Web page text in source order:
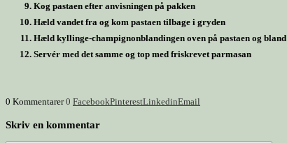
Kog pastaen efter anvisningen på pakken
Hæld vandet fra og kom pastaen tilbage i gryden
Hæld kyllinge-champignonblandingen oven på pastaen og bland
Servér med det samme og top med friskrevet parmasan
0 Kommentarer 0 FacebookPinterestLinkedinEmail
Skriv en kommentar